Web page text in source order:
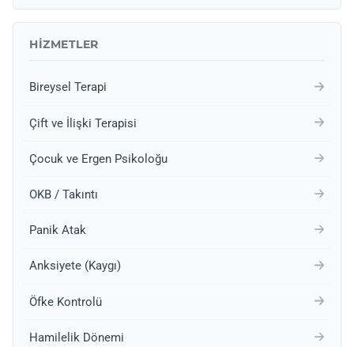
HIZMETLER
Bireysel Terapi
Çift ve İlişki Terapisi
Çocuk ve Ergen Psikoloğu
OKB / Takıntı
Panik Atak
Anksiyete (Kaygı)
Öfke Kontrolü
Hamilelik Dönemi